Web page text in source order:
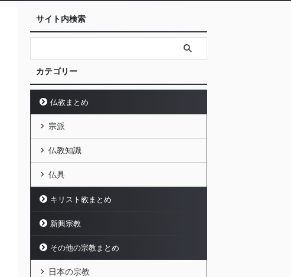
サイト内検索
カテゴリー
仏教まとめ
宗派
仏教知識
仏具
キリスト教まとめ
新興宗教
その他の宗教まとめ
日本の宗教